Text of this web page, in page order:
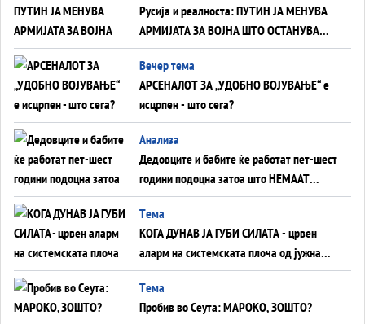
Русија и реалноста: ПУТИН ЈА МЕНУВА
АРМИЈАТА ЗА ВОЈНА ШТО ОСТАНУВА
БЕЗ ФРОНТ
Вечер тема
АРСЕНАЛОТ ЗА „УДОБНО ВОЈУВАЊЕ“ е
исцрпен - што сега?
Анализа
Дедовците и бабите ќе работат пет-шест
години подоцна затоа што НЕМААТ
ВНУЦИ ДА ГИ ЗАМЕНАТ
Tема
КОГА ДУНАВ ЈА ГУБИ СИЛАТА - црвен
аларм на системската плоча од јужна
Германија до Црното Море...
Tема
Пробив во Сеута: МАРОКО, ЗОШТО?